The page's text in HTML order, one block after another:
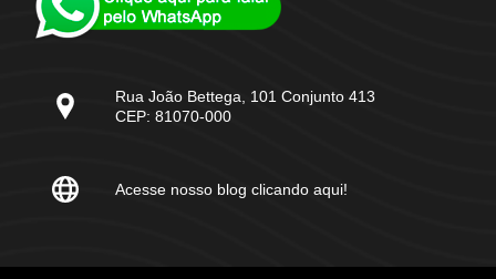
Rua João Bettega, 101 Conjunto 413
CEP: 81070-000
Acesse nosso blog clicando aqui!